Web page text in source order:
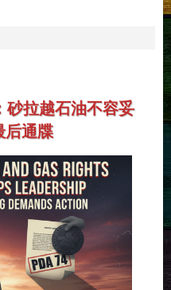
砂拉越石油不容妥
后通牒